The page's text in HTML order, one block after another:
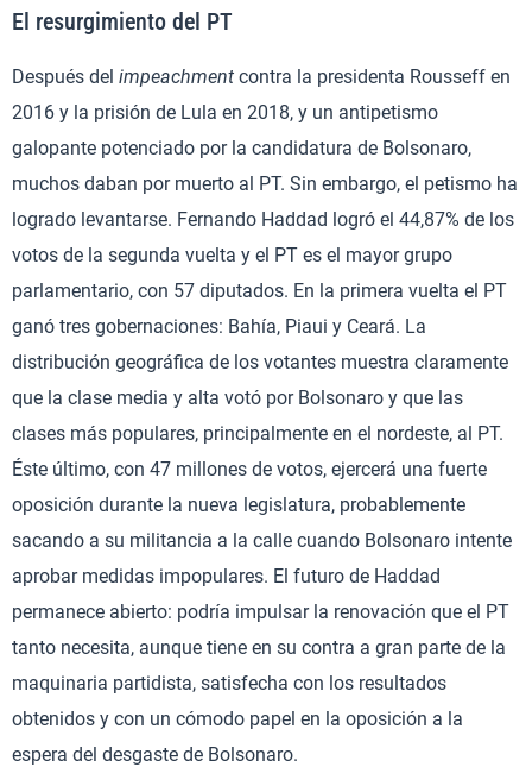
El resurgimiento del PT
Después del impeachment contra la presidenta Rousseff en
2016 y la prisión de Lula en 2018, y un antipetismo
galopante potenciado por la candidatura de Bolsonaro,
muchos daban por muerto al PT. Sin embargo, el petismo ha
logrado levantarse. Fernando Haddad logró el 44,87% de los
votos de la segunda vuelta y el PT es el mayor grupo
parlamentario, con 57 diputados. En la primera vuelta el PT
ganó tres gobernaciones: Bahía, Piaui y Ceará. La
distribución geográfica de los votantes muestra claramente
que la clase media y alta votó por Bolsonaro y que las
clases más populares, principalmente en el nordeste, al PT.
Éste último, con 47 millones de votos, ejercerá una fuerte
oposición durante la nueva legislatura, probablemente
sacando a su militancia a la calle cuando Bolsonaro intente
aprobar medidas impopulares. El futuro de Haddad
permanece abierto: podría impulsar la renovación que el PT
tanto necesita, aunque tiene en su contra a gran parte de la
maquinaria partidista, satisfecha con los resultados
obtenidos y con un cómodo papel en la oposición a la
espera del desgaste de Bolsonaro.